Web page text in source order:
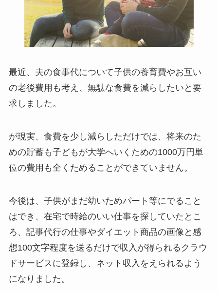
最近、夫の食事代について子供の養育費やお互い
の老後費用も考え、無駄な食費を減らしたいと要
求しました。
が現実、食費を少し減らしただけでは、将来のた
めの貯蓄も子どもが大学へいくための1000万円単
位の費用も全くためることができていません。
今後は、子供がまだ幼いためパート等にでること
はでき、在宅で時給のいい仕事を探していたとこ
ろ、記事代行の仕事やダイエット商品の画像と感
想100文字程度を送るだけで収入が得られるクラウ
ドサービスに登録し、ネット収入をえられるよう
になりました。